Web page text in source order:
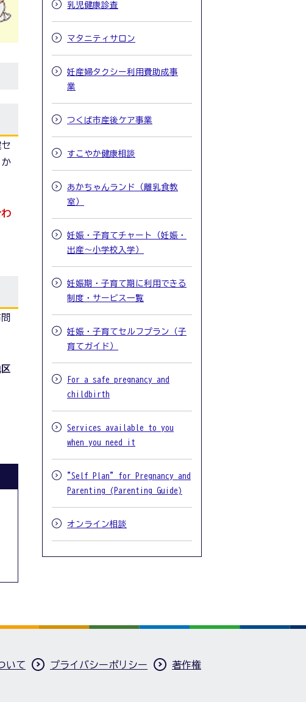
乳児健康診査
マタニティサロン
妊産婦タクシー利用費助成事
業
つくば市産後ケア事業
すこやか健康相談
あかちゃんランド（離乳食教
室）
妊娠・子育てチャート（妊娠・
出産～小学校入学）
妊娠期・子育て期に利用できる
制度・サービス一覧
妊娠・子育てセルフプラン（子
育てガイド）
For a safe pregnancy and
childbirth
Services available to you
when you need it
"Self Plan" for Pregnancy and
Parenting (Parenting Guide)
オンライン相談
いて プライバシーポリシー 著作権